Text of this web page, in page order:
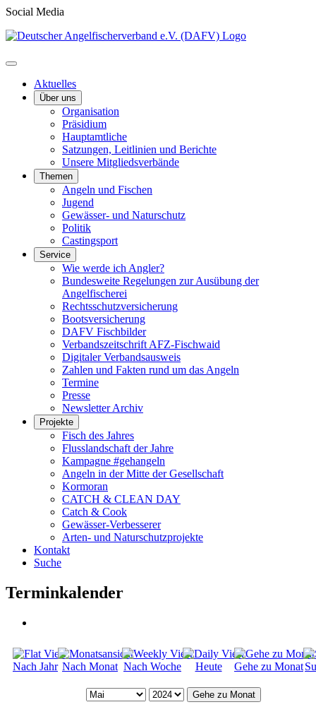
Social Media
Aktuelles
Über uns
Organisation
Präsidium
Hauptamtliche
Satzungen, Leitlinien und Berichte
Unsere Mitgliedsverbände
Themen
Angeln und Fischen
Jugend
Gewässer- und Naturschutz
Politik
Castingsport
Service
Wie werde ich Angler?
Bundesweite Regelungen zur Ausübung der
Angelfischerei
Rechtsschutzversicherung
Bootsversicherung
DAFV Fischbilder
Verbandszeitschrift AFZ-Fischwaid
Digitaler Verbandsausweis
Zahlen und Fakten rund um das Angeln
Termine
Presse
Newsletter Archiv
Projekte
Fisch des Jahres
Flusslandschaft der Jahre
Kampagne #gehangeln
Angeln in der Mitte der Gesellschaft
Kormoran
CATCH & CLEAN DAY
Catch & Cook
Gewässer-Verbesserer
Arten- und Naturschutzprojekte
Kontakt
Suche
Terminkalender
Nach Jahr Nach Monat Nach Woche Heute Gehe zu Monat
Gehe zu Monat